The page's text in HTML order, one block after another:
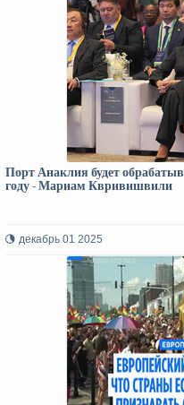
Порт Анаклия будет
году - Мариам Квривишвили
декабрь 01 2025